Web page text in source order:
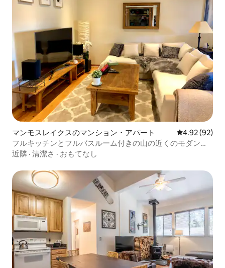
マンモスレイクスのマンション・アパート レビュー92
4.92 (92)
フルキッチンとフルバスルーム付きの山の近くのモダンな
家
近隣 · 清潔さ · おもてなし